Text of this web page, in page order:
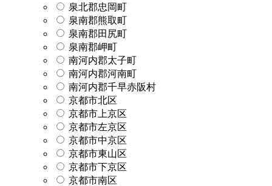
泉北郡忠岡町
泉南郡熊取町
泉南郡田尻町
泉南郡岬町
南河内郡太子町
南河内郡河南町
南河内郡千早赤阪村
京都市北区
京都市上京区
京都市左京区
京都市中京区
京都市東山区
京都市下京区
京都市南区